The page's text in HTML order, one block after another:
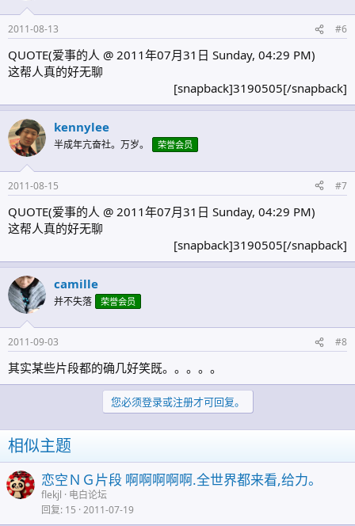
2011-08-13 #6
QUOTE(爱事的人 @ 2011年07月31日 Sunday, 04:29 PM)
这帮人真的好无聊
[snapback]3190505[/snapback]​
kennylee
半成年亢奋社。万岁。 荣誉会员
2011-08-15 #7
QUOTE(爱事的人 @ 2011年07月31日 Sunday, 04:29 PM)
这帮人真的好无聊
[snapback]3190505[/snapback]​
camille
并不失落 荣誉会员
2011-09-03 #8
其实某些片段都的确几好笑既。。。。。
您必须登录或注册才可回复。
相似主题
恋空ＮＧ片段 啊啊啊啊啊.全世界都来看,给力。
flekjl
电白论坛
回复 15 2011-07-19